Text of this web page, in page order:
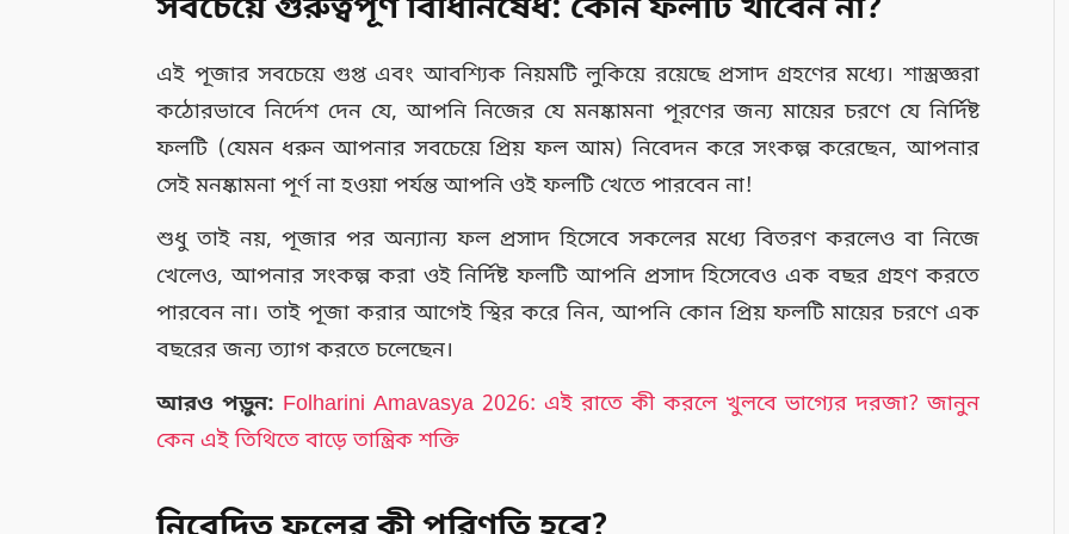
সবচেয়ে গুরুত্বপূর্ণ বিধিনিষেধ: কোন ফলটি খাবেন না?
এই পূজার সবচেয়ে গুপ্ত এবং আবশ্যিক নিয়মটি লুকিয়ে রয়েছে প্রসাদ গ্রহণের মধ্যে। শাস্ত্রজ্ঞরা
কঠোরভাবে নির্দেশ দেন যে, আপনি নিজের যে মনষ্কামনা পূরণের জন্য মায়ের চরণে যে নির্দিষ্ট
ফলটি (যেমন ধরুন আপনার সবচেয়ে প্রিয় ফল আম) নিবেদন করে সংকল্প করেছেন, আপনার
সেই মনষ্কামনা পূর্ণ না হওয়া পর্যন্ত আপনি ওই ফলটি খেতে পারবেন না!
শুধু তাই নয়, পূজার পর অন্যান্য ফল প্রসাদ হিসেবে সকলের মধ্যে বিতরণ করলেও বা নিজে
খেলেও, আপনার সংকল্প করা ওই নির্দিষ্ট ফলটি আপনি প্রসাদ হিসেবেও এক বছর গ্রহণ করতে
পারবেন না। তাই পূজা করার আগেই স্থির করে নিন, আপনি কোন প্রিয় ফলটি মায়ের চরণে এক
বছরের জন্য ত্যাগ করতে চলেছেন।
আরও পড়ুন: Folharini Amavasya 2026: এই রাতে কী করলে খুলবে ভাগ্যের দরজা? জানুন
কেন এই তিথিতে বাড়ে তান্ত্রিক শক্তি